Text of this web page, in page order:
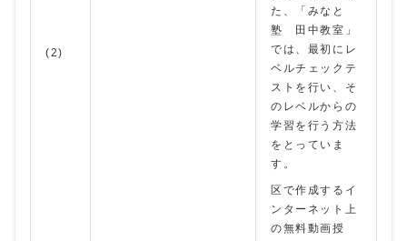
(2)
た、「みなと
塾 田中教室」
では、最初にレ
ベルチェックテ
ストを行い、そ
のレベルからの
学習を行う方法
をとっていま
す。
区で作成するイ
ンターネット上
の無料動画授